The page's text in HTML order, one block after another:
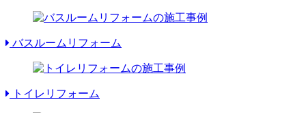
バスルームリフォーム
トイレリフォーム